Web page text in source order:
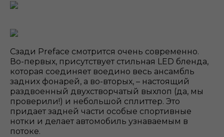
Сзади Preface смотрится очень современно.
Во-первых, присутствует стильная LED бленда,
которая соединяет воедино весь ансамбль
задних фонарей, а во-вторых, – настоящий
раздвоенный двухстворчатый выхлоп (да, мы
проверили!) и небольшой сплиттер. Это
придает задней части особые спортивные
нотки и делает автомобиль узнаваемым в
потоке.